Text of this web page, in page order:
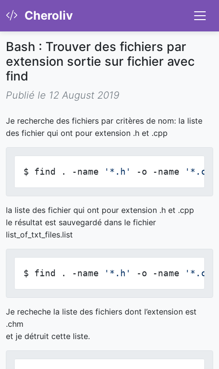
Cheroliv
Bash : Trouver des fichiers par
extension sortie sur fichier avec
find
Publié le 12 August 2019
Je recherche des fichiers par critères de nom: la liste
des fichier qui ont pour extension .h et .cpp
$ find . -name '*.h' -o -name
la liste des fichier qui ont pour extension .h et .cpp
le résultat est sauvegardé dans le fichier
list_of_txt_files.list
$ find . -name '*.h' -o -name
Je recheche la liste des fichiers dont l’extension est
.chm
et je détruit cette liste.